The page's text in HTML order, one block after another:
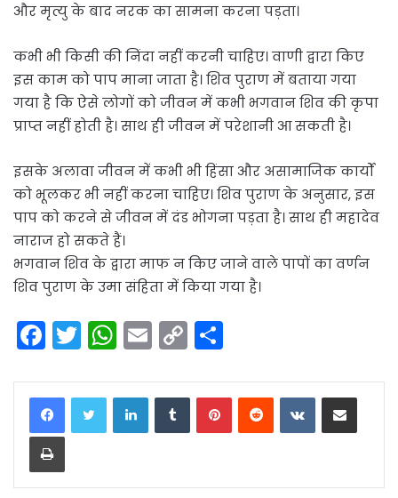
और मृत्यु के बाद नरक का सामना करना पड़ता।
कभी भी किसी की निंदा नहीं करनी चाहिए। वाणी द्वारा किए
इस काम को पाप माना जाता है। शिव पुराण में बताया गया
गया है कि ऐसे लोगों को जीवन में कभी भगवान शिव की कृपा
प्राप्त नहीं होती है। साथ ही जीवन में परेशानी आ सकती है।
इसके अलावा जीवन में कभी भी हिंसा और असामाजिक कार्यों
को भूलकर भी नहीं करना चाहिए। शिव पुराण के अनुसार, इस
पाप को करने से जीवन में दंड भोगना पड़ता है। साथ ही महादेव
नाराज हो सकते हैं।
भगवान शिव के द्वारा माफ न किए जाने वाले पापों का वर्णन
शिव पुराण के उमा संहिता में किया गया है।
F
a
c
e
b
o
T
w
itt
er
W
h
a
ts
p
E
m
ai
C
o
p
n
ar
LinkedInTumblrPinterestReddit VKontakteShare via Email
Print